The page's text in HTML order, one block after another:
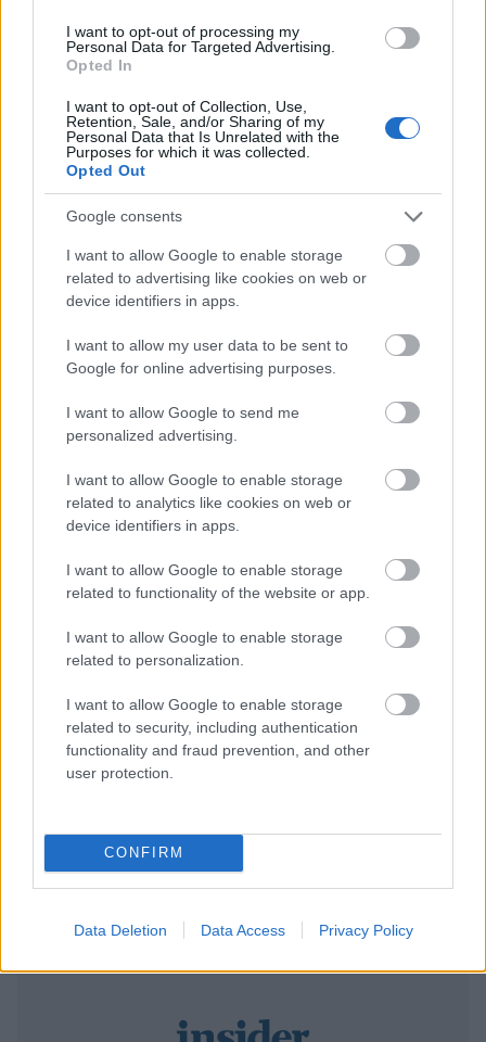
I want to opt-out of processing my
Personal Data for Targeted Advertising.
Opted In
I want to opt-out of Collection, Use,
Retention, Sale, and/or Sharing of my
Personal Data that Is Unrelated with the
Purposes for which it was collected.
Opted Out
Google consents
I want to allow Google to enable storage
related to advertising like cookies on web or
device identifiers in apps.
I want to allow my user data to be sent to
Google for online advertising purposes.
I want to allow Google to send me
personalized advertising.
I want to allow Google to enable storage
related to analytics like cookies on web or
device identifiers in apps.
I want to allow Google to enable storage
related to functionality of the website or app.
I want to allow Google to enable storage
related to personalization.
I want to allow Google to enable storage
related to security, including authentication
functionality and fraud prevention, and other
user protection.
CONFIRM
Data Deletion Data Access Privacy Policy
6 γραφικά χωριά των Κυκλάδων που αξίζει να
ανακαλύψετε
7 έξυπνα tips για να φτιάξετε γρήγορα τη βαλίτσα
των διακοπών
Η εξωτική παραλία της Πάργας που θα λατρέψετε
«Μου χρωστάς έναν Αύγουστο»: Όλοι μιλούν για τη
φράση που έγινε τραγούδι, κανείς δεν ξέρει από
Ο χορηγός στη νέα φανέλα του Σαλάχ έκανε τους
Αποστολία Ζώη: Ποζάρει στην παραλία και